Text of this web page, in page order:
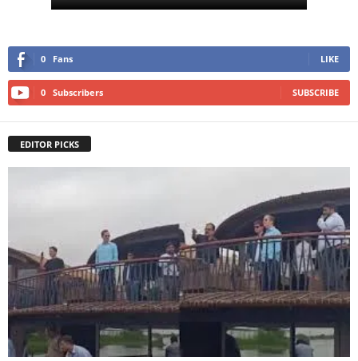
0 Fans LIKE
0 Subscribers SUBSCRIBE
EDITOR PICKS